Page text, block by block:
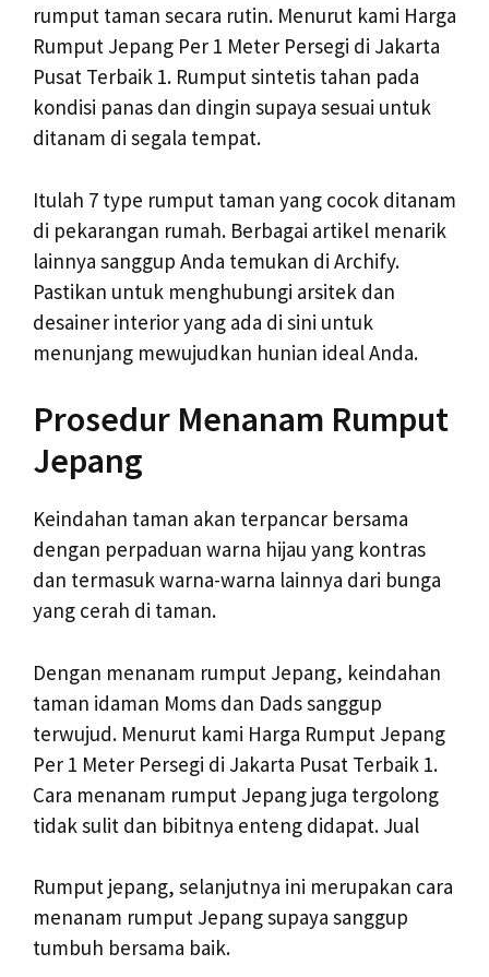
rumput taman secara rutin. Menurut kami Harga
Rumput Jepang Per 1 Meter Persegi di Jakarta
Pusat Terbaik 1. Rumput sintetis tahan pada
kondisi panas dan dingin supaya sesuai untuk
ditanam di segala tempat.
Itulah 7 type rumput taman yang cocok ditanam
di pekarangan rumah. Berbagai artikel menarik
lainnya sanggup Anda temukan di Archify.
Pastikan untuk menghubungi arsitek dan
desainer interior yang ada di sini untuk
menunjang mewujudkan hunian ideal Anda.
Prosedur Menanam Rumput
Jepang
Keindahan taman akan terpancar bersama
dengan perpaduan warna hijau yang kontras
dan termasuk warna-warna lainnya dari bunga
yang cerah di taman.
Dengan menanam rumput Jepang, keindahan
taman idaman Moms dan Dads sanggup
terwujud. Menurut kami Harga Rumput Jepang
Per 1 Meter Persegi di Jakarta Pusat Terbaik 1.
Cara menanam rumput Jepang juga tergolong
tidak sulit dan bibitnya enteng didapat. Jual
Rumput jepang, selanjutnya ini merupakan cara
menanam rumput Jepang supaya sanggup
tumbuh bersama baik.